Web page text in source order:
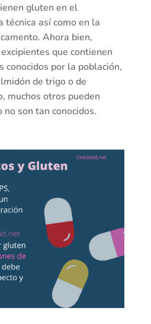
gluten en el
técnica así como en la
Ahora bien,
que contienen
conocidos por la población,
de trigo o de
muchos otros pueden
son tan conocidos.